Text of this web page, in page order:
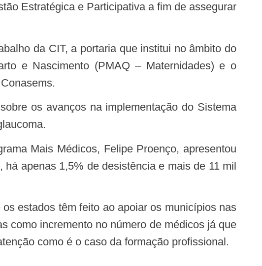
Estratégica e Participativa a fim de assegurar
e Nascimento (PMAQ – Maternidades) e o
apenas 1,5% de desistência e mais de 11 mil
como incremento no número de médicos já que
como é o caso da formação profissional.